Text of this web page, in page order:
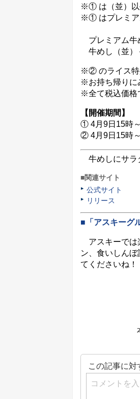
※① は（並）以
※① はプレミア
プレミアム牛
牛めし（並）
※② のライス特
※お持ち帰りに
※全て税込価格
【開催期間】
① 4月9日15時
② 4月9日15時
牛めしにサラ
■関連サイト
公式サイト
リリース
■「アスキーグ
アスキーでは
ン、食いしんぼ
てくださいね！